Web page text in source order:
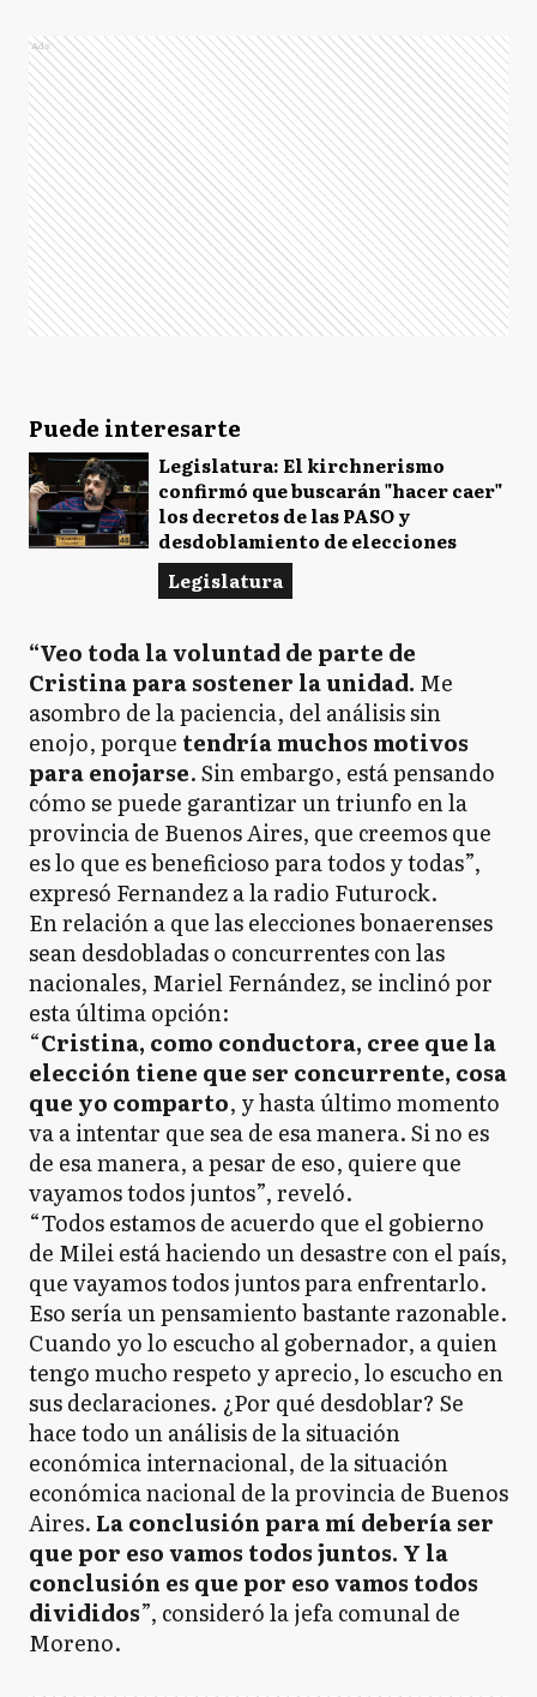
Ads
Puede interesarte
Legislatura: El kirchnerismo
confirmó que buscarán "hacer caer"
los decretos de las PASO y
desdoblamiento de elecciones
Legislatura
“Veo toda la voluntad de parte de
Cristina para sostener la unidad. Me
asombro de la paciencia, del análisis sin
enojo, porque tendría muchos motivos
para enojarse. Sin embargo, está pensando
cómo se puede garantizar un triunfo en la
provincia de Buenos Aires, que creemos que
es lo que es beneficioso para todos y todas”,
expresó Fernandez a la radio Futurock.
En relación a que las elecciones bonaerenses
sean desdobladas o concurrentes con las
nacionales, Mariel Fernández, se inclinó por
esta última opción:
“Cristina, como conductora, cree que la
elección tiene que ser concurrente, cosa
que yo comparto, y hasta último momento
va a intentar que sea de esa manera. Si no es
de esa manera, a pesar de eso, quiere que
vayamos todos juntos”, reveló.
“Todos estamos de acuerdo que el gobierno
de Milei está haciendo un desastre con el país,
que vayamos todos juntos para enfrentarlo.
Eso sería un pensamiento bastante razonable.
Cuando yo lo escucho al gobernador, a quien
tengo mucho respeto y aprecio, lo escucho en
sus declaraciones. ¿Por qué desdoblar? Se
hace todo un análisis de la situación
económica internacional, de la situación
económica nacional de la provincia de Buenos
Aires. La conclusión para mí debería ser
que por eso vamos todos juntos. Y la
conclusión es que por eso vamos todos
divididos”, consideró la jefa comunal de
Moreno.